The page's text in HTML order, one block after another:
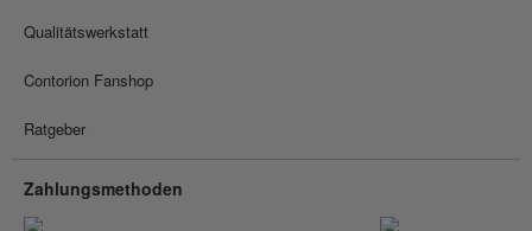
Qualitätswerkstatt
Contorion Fanshop
Ratgeber
Zahlungsmethoden